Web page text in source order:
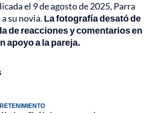
el 9 de agosto de 2025, Parra
su novia. La fotografía desató de
de reacciones y comentarios en
apoyo a la pareja.